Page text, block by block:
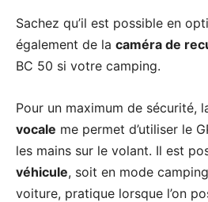
Sachez qu’il est possible en
également de la caméra de
BC 50 si votre camping.
Pour un maximum de sécurité,
vocale me permet d’utiliser le
les mains sur le volant. Il est
véhicule, soit en mode
voiture, pratique lorsque l’on